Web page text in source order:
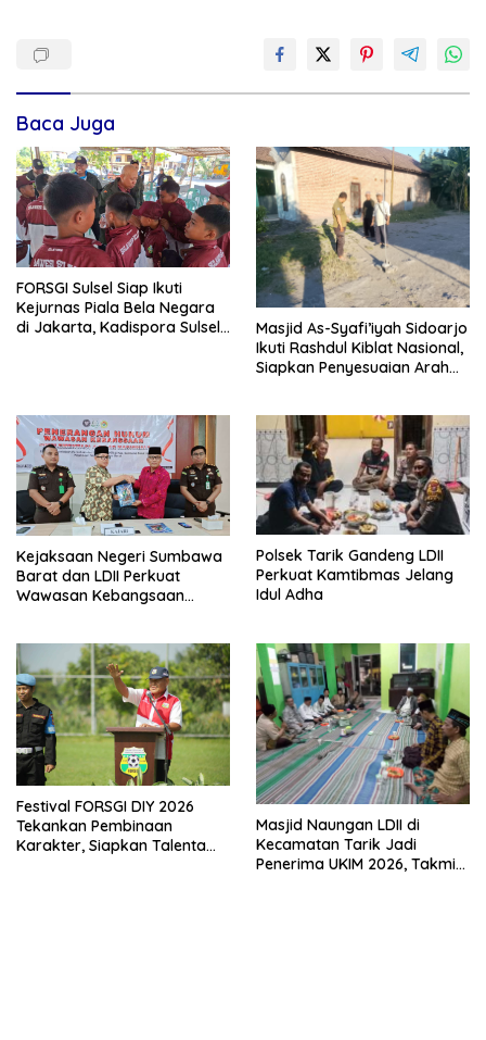
Baca Juga
FORSGI Sulsel Siap Ikuti
Kejurnas Piala Bela Negara
di Jakarta, Kadispora Sulsel
Masjid As-Syafi’iyah Sidoarjo
Ikuti Rashdul Kiblat Nasional,
Siapkan Penyesuaian Arah
Kejaksaan Negeri Sumbawa
Barat dan LDII Perkuat
Wawasan Kebangsaan
Polsek Tarik Gandeng LDII
Perkuat Kamtibmas Jelang
Idul Adha
Festival FORSGI DIY 2026
Tekankan Pembinaan
Karakter, Siapkan Talenta
Masjid Naungan LDII di
Kecamatan Tarik Jadi
Penerima UKIM 2026, Takmir